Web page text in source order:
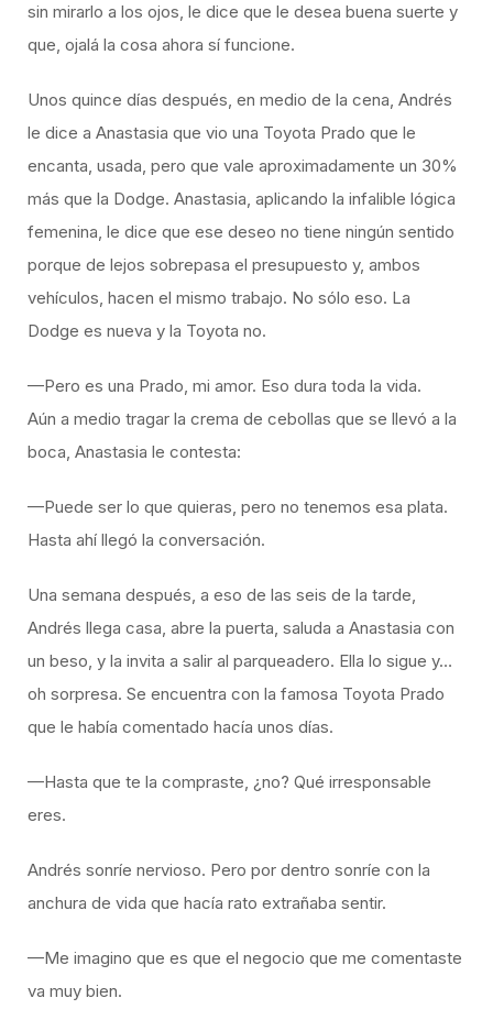
sin mirarlo a los ojos, le dice que le desea buena suerte y
que, ojalá la cosa ahora sí funcione.
Unos quince días después, en medio de la cena, Andrés
le dice a Anastasia que vio una Toyota Prado que le
encanta, usada, pero que vale aproximadamente un 30%
más que la Dodge. Anastasia, aplicando la infalible lógica
femenina, le dice que ese deseo no tiene ningún sentido
porque de lejos sobrepasa el presupuesto y, ambos
vehículos, hacen el mismo trabajo. No sólo eso. La
Dodge es nueva y la Toyota no.
—Pero es una Prado, mi amor. Eso dura toda la vida.
Aún a medio tragar la crema de cebollas que se llevó a la
boca, Anastasia le contesta:
—Puede ser lo que quieras, pero no tenemos esa plata.
Hasta ahí llegó la conversación.
Una semana después, a eso de las seis de la tarde,
Andrés llega casa, abre la puerta, saluda a Anastasia con
un beso, y la invita a salir al parqueadero. Ella lo sigue y…
oh sorpresa. Se encuentra con la famosa Toyota Prado
que le había comentado hacía unos días.
—Hasta que te la compraste, ¿no? Qué irresponsable
eres.
Andrés sonríe nervioso. Pero por dentro sonríe con la
anchura de vida que hacía rato extrañaba sentir.
—Me imagino que es que el negocio que me comentaste
va muy bien.